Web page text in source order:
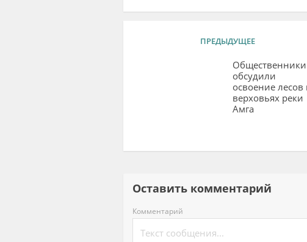
ПРЕДЫДУЩЕЕ
Общественники
обсудили
освоение лесов
верховьях реки
Амга
Оставить комментарий
Комментарий